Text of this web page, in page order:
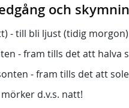
och
- till bli ljust (tidig
- fram tills det att halva
- fram tills det att
d.v.s. natt!